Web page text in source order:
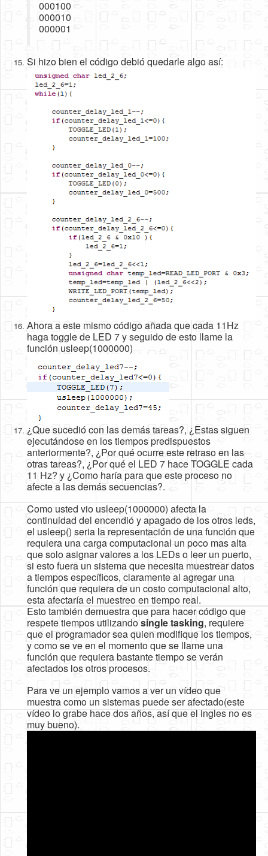
000100
000010
000001
Si hizo bien el código debió quedarle algo así:
Ahora a este mismo código añada que cada 11Hz
haga toggle de LED 7 y seguido de esto llame la
función usleep(1000000)
¿Que sucedió con las demás tareas?, ¿Estas siguen
ejecutándose en los tiempos predispuestos
anteriormente?, ¿Por qué ocurre este retraso en las
otras tareas?, ¿Por qué el LED 7 hace TOGGLE cada
11 Hz? y ¿Como haría para que este proceso no
afecte a las demás secuencias?.
Como usted vio usleep(1000000) afecta la
continuidad del encendió y apagado de los otros leds,
el usleep() seria la representación de una función que
requiera una carga computacional un poco mas alta
que solo asignar valores a los LEDs o leer un puerto,
si esto fuera un sistema que necesita muestrear datos
a tiempos específicos, claramente al agregar una
función que requiera de un costo computacional alto,
esta afectaría el muestreo en tiempo real.
Esto también demuestra que para hacer código que
respete tiempos utilizandosingle tasking, requiere
que el programador sea quien modifique los tiempos,
y como se ve en el momento que se llame una
función que requiera bastante tiempo se verán
afectados los otros procesos.
Para ve un ejemplo vamos a ver un vídeo que
muestra como un sistemas puede ser afectado(este
vídeo lo grabe hace dos años, así que el ingles no es
muy bueno).